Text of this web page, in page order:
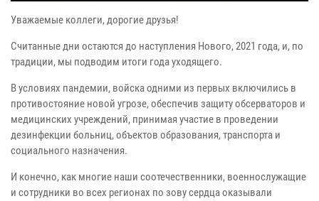
Уважаемые коллеги, дорогие друзья!
Считанные дни остаются до наступления Нового, 2021 года, и, по
традиции, мы подводим итоги года уходящего.
В условиях пандемии, войска одними из первых включились в
противостояние новой угрозе, обеспечив защиту обсерваторов и
медицинских учреждений, принимая участие в проведении
дезинфекции больниц, объектов образования, транспорта и
социального назначения.
И конечно, как многие наши соотечественники, военнослужащие
и сотрудники во всех регионах по зову сердца оказывали